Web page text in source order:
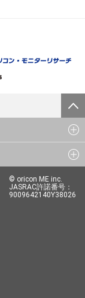
© oricon ME inc.
JASRAC許諾番号：
9009642140Y38026